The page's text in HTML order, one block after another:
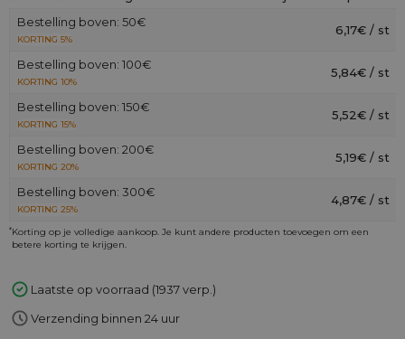
Bestelling boven: 50€
KORTING 5%
6,17€ / st
Bestelling boven: 100€
KORTING 10%
5,84€ / st
Bestelling boven: 150€
KORTING 15%
5,52€ / st
Bestelling boven: 200€
KORTING 20%
5,19€ / st
Bestelling boven: 300€
KORTING 25%
4,87€ / st
*Korting op je volledige aankoop. Je kunt andere producten toevoegen om een
betere korting te krijgen.
Laatste op voorraad (1937 verp.)
Verzending binnen 24 uur